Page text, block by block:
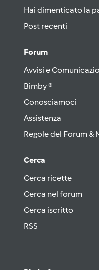
Hai dimenticato la
Post recenti
Forum
Avvisi e
Bimby ®
Conosciamoci
Assistenza
Regole del Forum &
Cerca
Cerca ricette
Cerca nel forum
Cerca iscritto
RSS